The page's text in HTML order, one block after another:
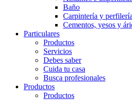
Baño
Carpintería y perfilería
Cementos, yesos y
Particulares
Productos
Servicios
Debes saber
Cuida tu casa
Busca profesionales
Productos
Productos